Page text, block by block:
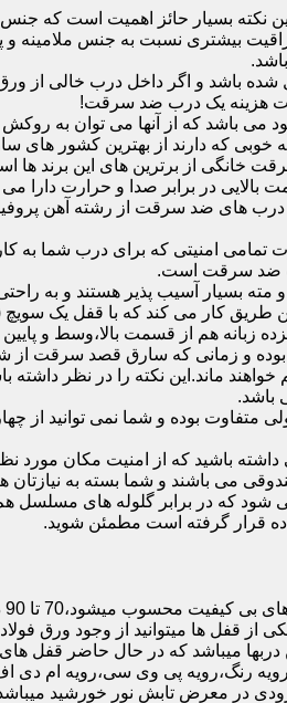
بسیار حائز اهمیت است که جنس
بیشتری نسبت به جنس ملامینه
باشد و اگر داخل درب خالی از
هزینه یک درب ضد سرقت!
باشد که از آنها می توان به
خوبی که دارند از بهترین کشور های
خانگی از برترین های این برند ها
در برابر صدا و حرارت دارا می
درب های ضد سرقت از رشته آهن
تمامی امنیتی که برای درب شما به
ضد سرقت است.
بسیار آسیب پذیر هستند و به
نمونه های 16 و 20 زبانه موجود است و به این
بوده و زمانی که سارق قصد سرقت
ماند.این نکته را در نظر
باشد.
بوده و شما نمی توانید از
باشید که از امنیت مکان مورد
و شما بسته به نیازتان هر
شود که در برابر گلوله های مسلسل
قرار گرفته است مطمئن شوید.
از قفل ها میتوانید از وجود ورق
دربها میباشد که در حال حاضر
در حالت کلی به 4 دسته تقسیم بندی میشود.رویه
در معرض تابش نور خورشید